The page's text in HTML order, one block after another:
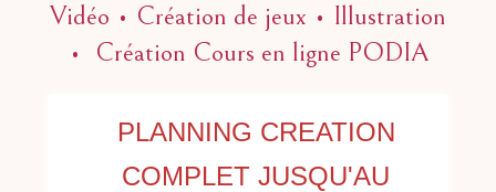
Vidéo • Création de jeux • Illustration
• Création Cours en ligne PODIA
PLANNING CREATION
COMPLET JUSQU'AU